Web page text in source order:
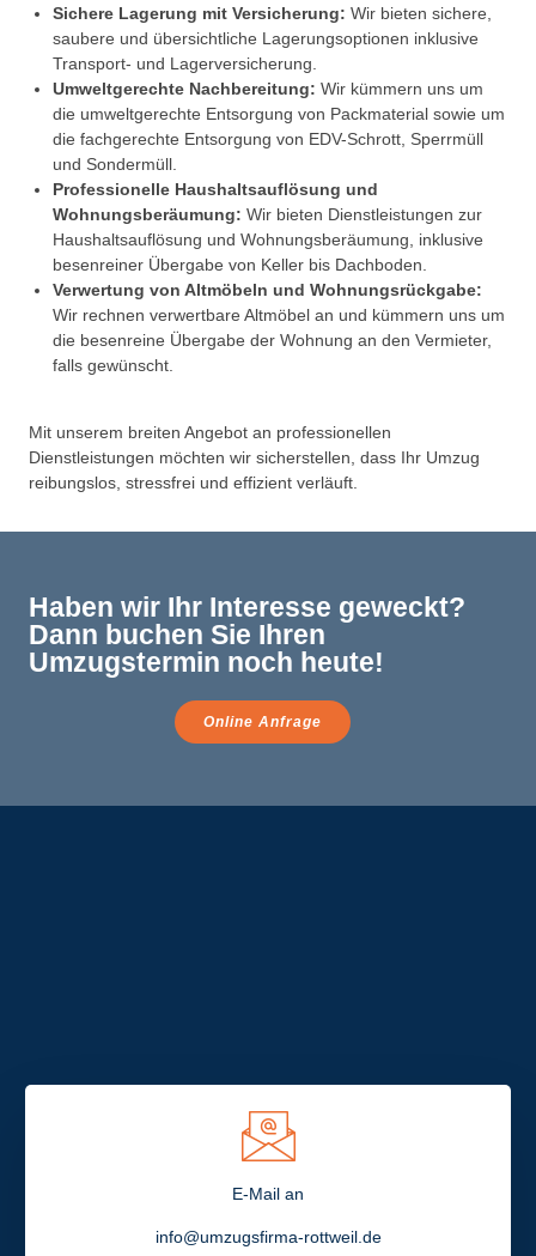
Sichere Lagerung mit Versicherung: Wir bieten sichere,
saubere und übersichtliche Lagerungsoptionen inklusive
Transport- und Lagerversicherung.
Umweltgerechte Nachbereitung: Wir kümmern uns um
die umweltgerechte Entsorgung von Packmaterial sowie um
die fachgerechte Entsorgung von EDV-Schrott, Sperrmüll
und Sondermüll.
Professionelle Haushaltsauflösung und
Wohnungsberäumung: Wir bieten Dienstleistungen zur
Haushaltsauflösung und Wohnungsberäumung, inklusive
besenreiner Übergabe von Keller bis Dachboden.
Verwertung von Altmöbeln und Wohnungsrückgabe:
Wir rechnen verwertbare Altmöbel an und kümmern uns um
die besenreine Übergabe der Wohnung an den Vermieter,
falls gewünscht.
Mit unserem breiten Angebot an professionellen
Dienstleistungen möchten wir sicherstellen, dass Ihr Umzug
reibungslos, stressfrei und effizient verläuft.
Haben wir Ihr Interesse geweckt?
Dann buchen Sie Ihren
Umzugstermin noch heute!
Online Anfrage
E-Mail an
info@umzugsfirma-rottweil.de